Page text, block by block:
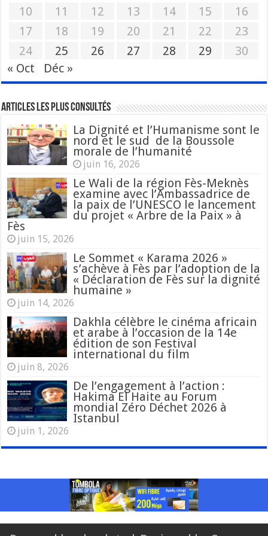
10
11 12 13 14 15
16
17
18 19 20 21 22
23
24
25 26 27 28 29
30
« Oct
Déc »
Articles les plus consultés
La Dignité et l’Humanisme sont le
nord et le sud de la Boussole
morale de l’humanité
juin 16, 2026
Le Wali de la région Fès-Meknès
examine avec l’Ambassadrice de
la paix de l’UNESCO le lancement
du projet « Arbre de la Paix » à
Fès
juin 15, 2026
Le Sommet « Karama 2026 »
s’achève à Fès par l’adoption de la
« Déclaration de Fès sur la dignité
humaine »
juin 14, 2026
Dakhla célèbre le cinéma africain
et arabe à l’occasion de la 14e
édition de son Festival
international du film
juin 8, 2026
De l’engagement à l’action :
Hakima El Haite au Forum
mondial Zéro Déchet 2026 à
Istanbul
juin 1, 2026